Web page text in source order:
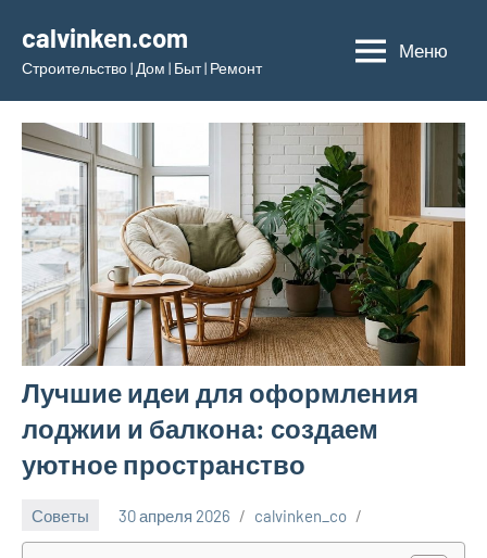
содержимому
calvinken.com
Строительство | Дом | Быт | Ремонт
Меню
Лучшие идеи для оформления
лоджии и балкона: создаем
уютное пространство
Советы 30 апреля 2026 calvinken_co